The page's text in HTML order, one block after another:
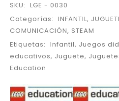
SKU: LGE - 0030
Categorías: INFANTIL,
COMUNICACIÓN, STEAM
Etiquetas: Infantil, Juegos
educativos, Juguete,
Education